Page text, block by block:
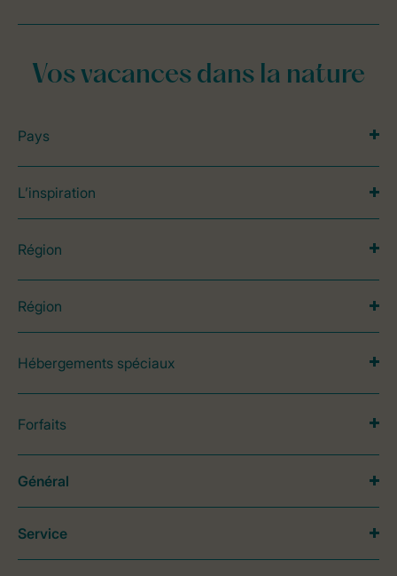
Vos vacances dans la nature
Pays
L’inspiration
Région
Région
Hébergements spéciaux
Forfaits
Général
Service